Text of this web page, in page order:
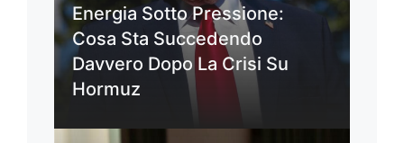
Energia Sotto Pressione:
Cosa Sta Succedendo
Davvero Dopo La Crisi Su
Hormuz